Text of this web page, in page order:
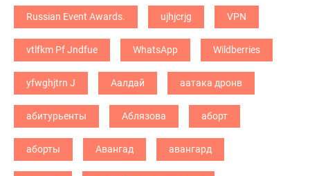
Russian Event Awards. ujhjcrjg VPN
vtlfkm Pf Jndfue WhatsApp Wildberries
yfwghjtrn J Аалдай аатака дронв
абитурьенты Аблязова аборт
аборты Авангад авангард